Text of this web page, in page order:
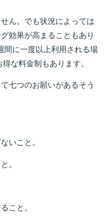
ん。でも状況によっては
効果が高まることもあり
間に一度以上利用される場
な料金制もあります。
七つのお願いがあるそう
いこと。
。
こと。